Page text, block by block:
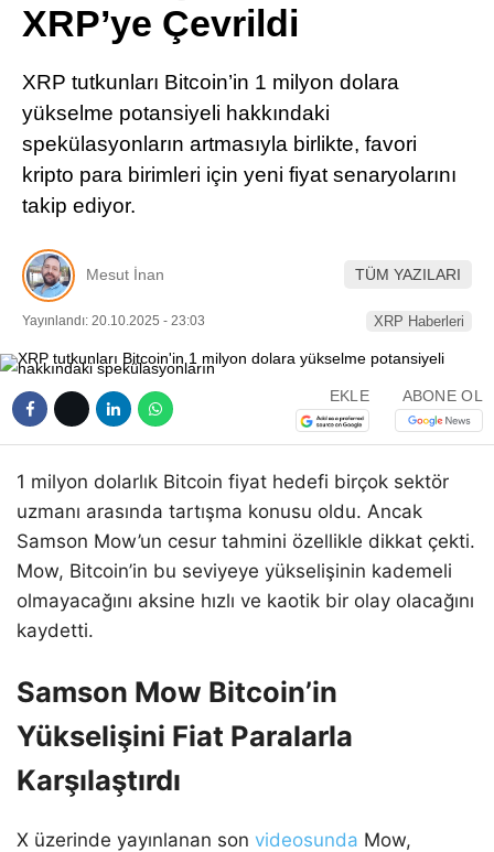
LinkedIn
Telegram
XRP’ye Çevrildi
XRP tutkunları Bitcoin’in 1 milyon dolara
yükselme potansiyeli hakkındaki
spekülasyonların artmasıyla birlikte, favori
kripto para birimleri için yeni fiyat senaryolarını
takip ediyor.
Mesut İnan TÜM YAZILARI
Yayınlandı: 20.10.2025 - 23:03 XRP Haberleri
EKLE ABONE OL
1 milyon dolarlık Bitcoin fiyat hedefi birçok sektör
uzmanı arasında tartışma konusu oldu. Ancak
Samson Mow’un cesur tahmini özellikle dikkat çekti.
Mow, Bitcoin’in bu seviyeye yükselişinin kademeli
olmayacağını aksine hızlı ve kaotik bir olay olacağını
kaydetti.
Samson Mow Bitcoin’in
Yükselişini Fiat Paralarla
Karşılaştırdı
X üzerinde yayınlanan son videosunda Mow,